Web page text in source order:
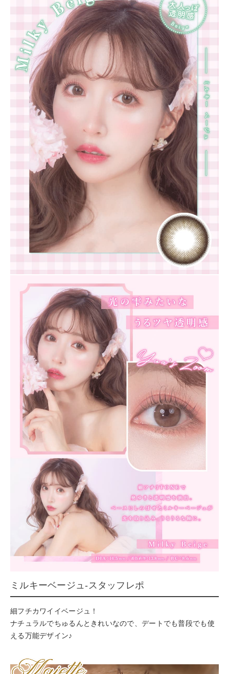
ミルキーベージュ-スタッフレポ
細フチカワイイベージュ！
ナチュラルでちゅるんときれいなので、デートでも普段でも使
える万能デザイン♪